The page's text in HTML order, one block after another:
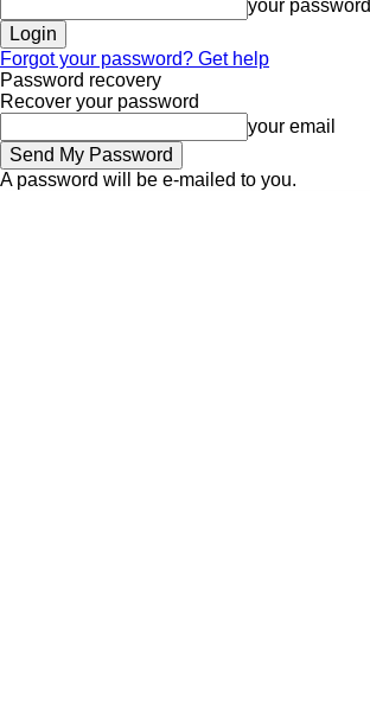
your password
Forgot your password? Get help
Password recovery
Recover your password
your email
A password will be e-mailed to you.